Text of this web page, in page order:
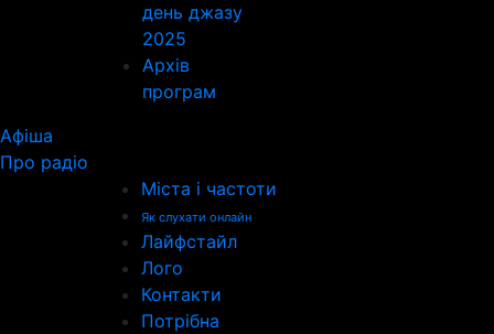
день джазу
2025
Архів
програм
Афіша
Про радіо
Міста і частоти
Як слухати онлайн
Лайфстайл
Лого
Контакти
Потрібна